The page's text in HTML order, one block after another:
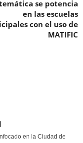
se potencia
en las escuelas
con el uso de
MATIFIC
en la Ciudad de